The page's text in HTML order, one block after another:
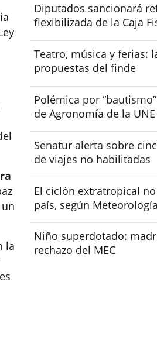
la
Diputados sancionará
flexibilizada de la Caja
Teatro, música y ferias:
propuestas del finde
Polémica por
de Agronomía de la UNE
Senatur alerta sobre
de viajes no habilitadas
El ciclón extratropical
país, según Meteorología
Niño superdotado:
rechazo del MEC